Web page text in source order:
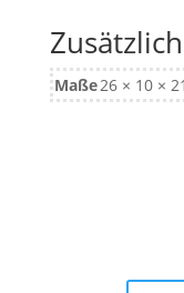
Maße26 × 10 ×